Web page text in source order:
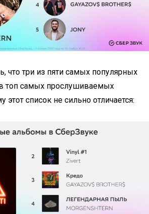
что три из пяти самых популярных
в топ самых прослушиваемых
этот список не сильно отличается: